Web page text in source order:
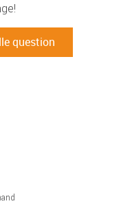
question